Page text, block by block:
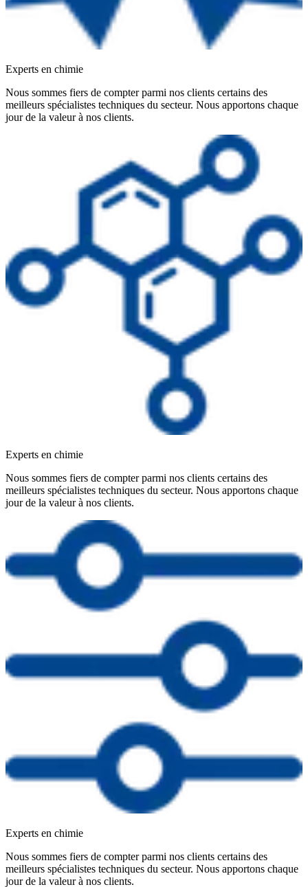
Experts en chimie
Nous sommes fiers de compter parmi nos clients certains des
meilleurs spécialistes techniques du secteur. Nous apportons chaque
jour de la valeur à nos clients.
Experts en chimie
Nous sommes fiers de compter parmi nos clients certains des
meilleurs spécialistes techniques du secteur. Nous apportons chaque
jour de la valeur à nos clients.
Experts en chimie
Nous sommes fiers de compter parmi nos clients certains des
meilleurs spécialistes techniques du secteur. Nous apportons chaque
jour de la valeur à nos clients.